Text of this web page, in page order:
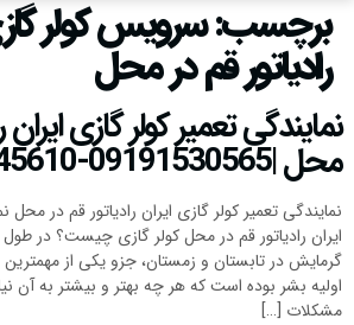
برچسب:سرویس کولر
رادیاتور قم در محل
نمایندگی تعمیر کولر گازی ایران
محل |09191530565-02536645610
نمایندگی تعمیر کولر گازی ایران رادیاتور قم در محل
ایران رادیاتور قم در محل کولر گازی چیست؟ در
گرمایش در تابستان و زمستان، جزو یکی از مهمترین
اولیه بشر بوده است که هر چه بهتر و بیشتر به آن
مشکلات […]